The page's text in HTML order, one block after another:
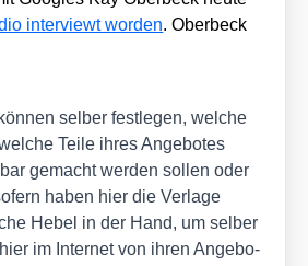
inter­viewt wor­den. Ober­beck
sel­ber fest­le­gen, wel­che
Tei­le ihres Ange­bo­tes
gemacht wer­den sol­len oder
haben hier die Ver­la­ge
Hebel in der Hand, um sel­ber
im Inter­net von ihren Ange­bo­